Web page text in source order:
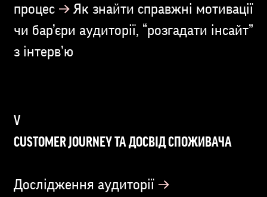
процес →Як знайти справжні мотивації
чи бар’єри аудиторії, “розгадати інсайт”
з інтерв’ю
CUSTOMER JOURNEY ТА ДОСВІД СПОЖИВАЧА
Дослідження аудиторії →